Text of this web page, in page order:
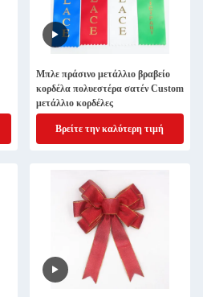
Μπλε πράσινο μετάλλιο βραβείο
κορδέλα πολυεστέρα σατέν Custom
μετάλλιο κορδέλες
Βρείτε την καλύτερη τιμή